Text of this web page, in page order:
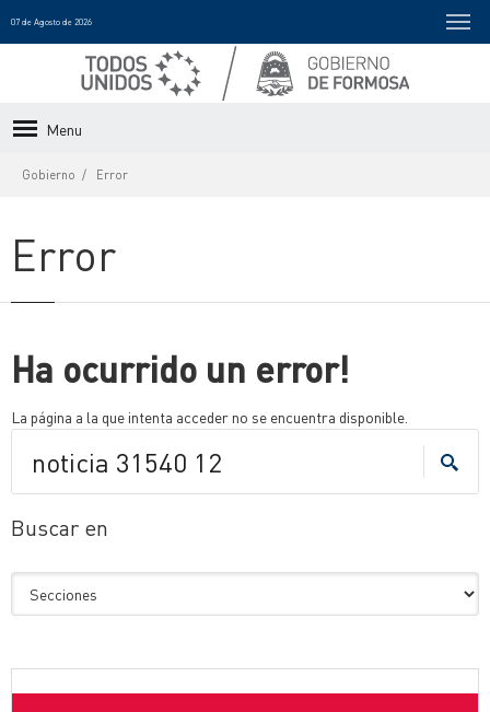
07 de Agosto de 2026
Menu
Gobierno Error
Error
Ha ocurrido un error!
La página a la que intenta acceder no se encuentra disponible.
Buscar en